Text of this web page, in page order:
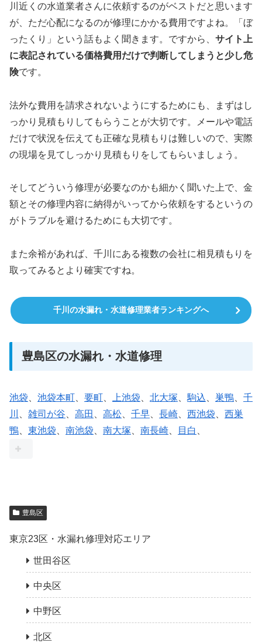
川近くの水道業者さんに依頼するのがベストだと思います
が、ただ心配になるのが修理にかかる費用ですよね。「ぼ
ったくり」という話もよく聞きます。ですから、 サイト上
に表記されている価格費用だけで判断してしまうと少し危
険です。
法外な費用を請求されないようにするためにも、まずはし
っかり見積もりしてもらうことが大切です。メールや電話
だけで状況を伝えても正確な見積もりは難しいので、実際
の現場を見てしっかり見積もりをしてもらいましょう。
そしてどういう修理が必要なのかも細かく聞いた上で、金
額とその修理内容に納得がいってから依頼をするというの
がトラブルを避けるためにも大切です。
また余裕があれば、千川にある複数の会社に相見積もりを
取ってみるとより確実ですね。
千川の水漏れ・水道修理業者ランキングへ
豊島区の水漏れ・水道修理
池袋 池袋本町 要町 上池袋 北大塚 駒込 巣鴨
千
川
雑司が谷 高田 高松 千早 長崎 西池袋
西巣
鴨
東池袋 南池袋 南大塚 南長崎 目白
豊島区
東京23区・水漏れ修理対応エリア
世田谷区
中央区
中野区
北区